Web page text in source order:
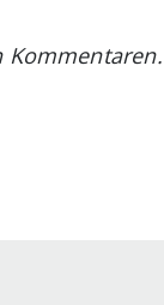
Kommentaren.